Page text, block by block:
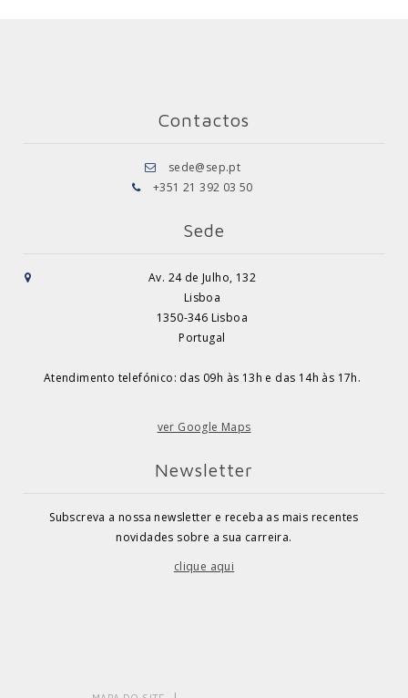
Contactos
sede@sep.pt
+351 21 392 03 50
Sede
Av. 24 de Julho, 132
Lisboa
1350-346 Lisboa
Portugal
Atendimento telefónico: das 09h às 13h e das 14h às 17h.
ver Google Maps
Newsletter
Subscreva a nossa newsletter e receba as mais recentes
novidades sobre a sua carreira.
clique aqui